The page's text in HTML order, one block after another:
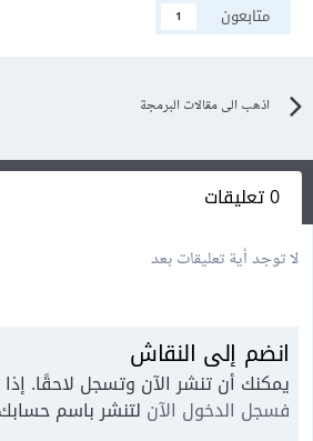
متابعون
1
اذهب الى مقالات البرمجة
0 تعليقات
لا توجد أية تعليقات بعد
انضم إلى النقاش
يمكنك أن تنشر الآن وتسجل لاحقًا.
فسجل الدخول الآن لتنشر باسم